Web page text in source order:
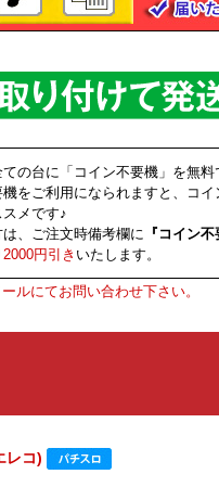
の台に「コイン不要機」を無
をご利用になられますと、コ
メです♪
、ご注文時備考欄に 『コイン不
2000円引き いたします。
ルにてお問い合わせ下さい。
レコ)